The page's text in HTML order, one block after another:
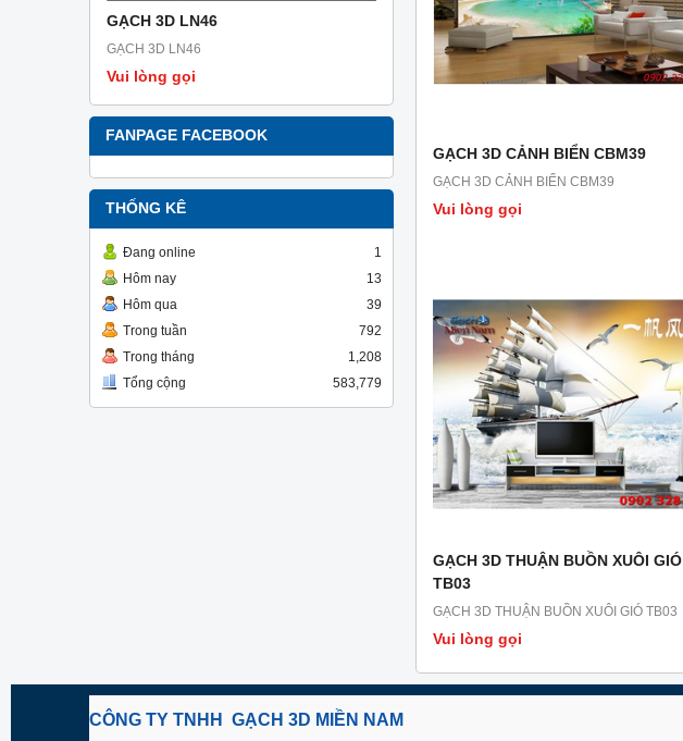
GẠCH 3D LN46
GẠCH 3D LN46
Vui lòng gọi
GẠCH 3D LN45
GẠCH 3D LN45
Vui lòng gọi
FANPAGE FACEBOOK
THỐNG KÊ
Đang online
1
Hôm nay
13
Hôm qua
39
Trong tuần
792
Trong tháng
1,208
Tổng cộng
583,779
GẠCH 3D CẢNH BIỂN CBM39
GẠCH 3D CẢNH BIỂN CBM39
Vui lòng gọi
GẠCH 3D THUẬN BUỒN XUÔI GIÓ
TB03
GẠCH 3D THUẬN BUỒN XUÔI GIÓ TB03
Vui lòng gọi
CÔNG TY TNHH GẠCH 3D MIỀN NAM